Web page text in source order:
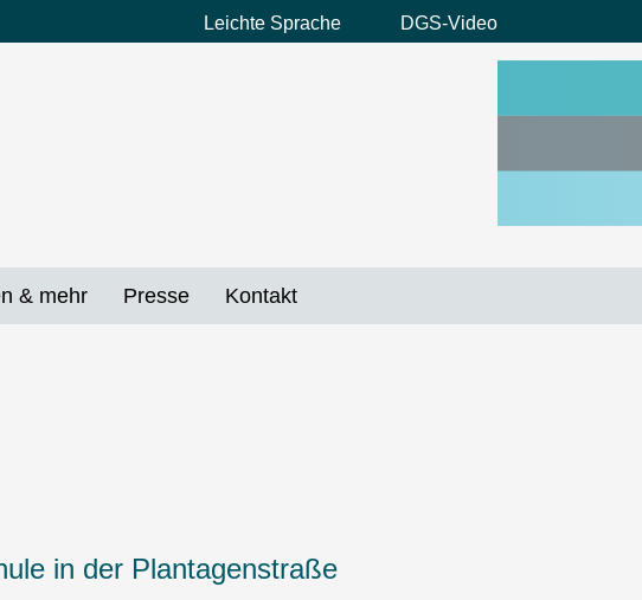
Preheader
Leichte Sprache DGS-Video
& mehr Presse Kontakt
in der Plantagenstraße